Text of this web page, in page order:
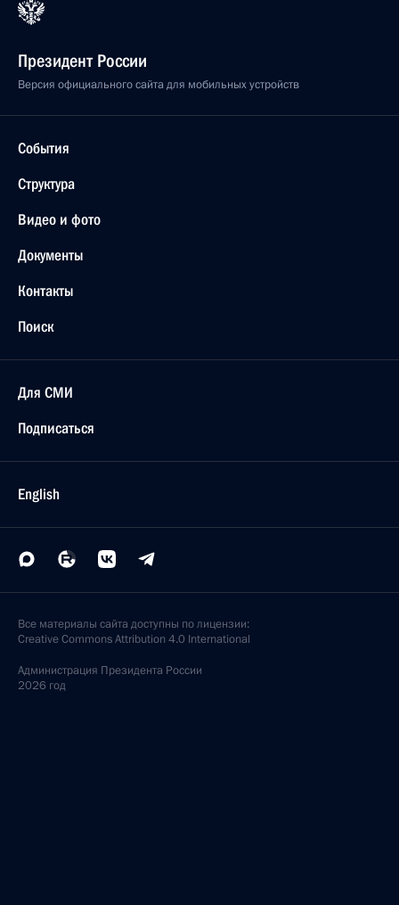
Президент России
Версия официального сайта для мобильных устройств
События
Структура
Видео и фото
Документы
Контакты
Поиск
Для СМИ
Подписаться
English
Все материалы сайта доступны по лицензии:
Creative Commons Attribution 4.0 International
Администрация Президента России
2026 год